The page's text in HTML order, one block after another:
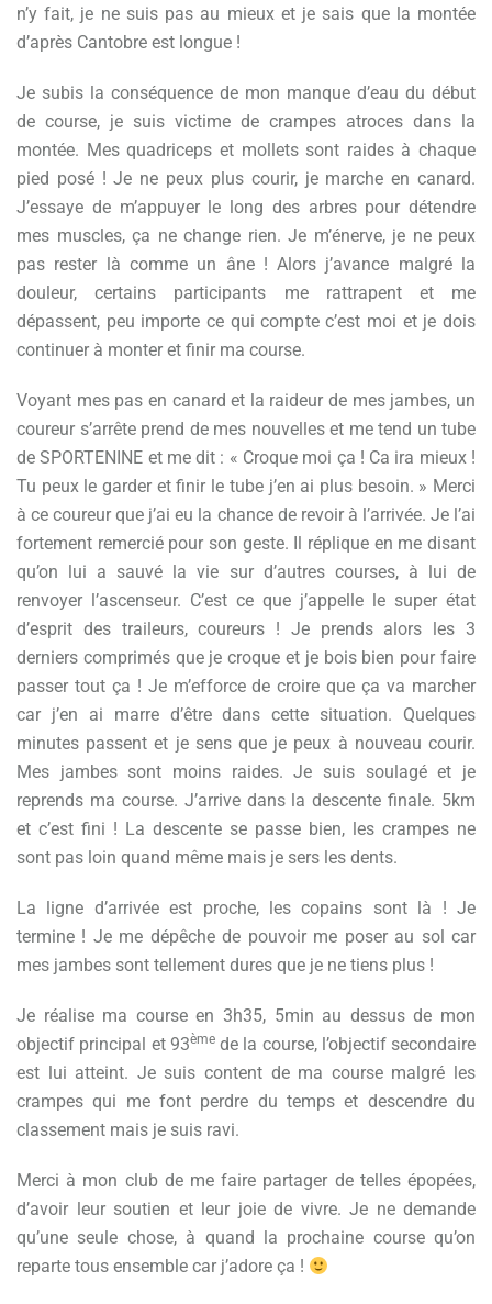
n’y fait, je ne suis pas au mieux et je sais que la montée
d’après Cantobre est longue !
Je subis la conséquence de mon manque d’eau du début
de course, je suis victime de crampes atroces dans la
montée. Mes quadriceps et mollets sont raides à chaque
pied posé ! Je ne peux plus courir, je marche en canard.
J’essaye de m’appuyer le long des arbres pour détendre
mes muscles, ça ne change rien. Je m’énerve, je ne peux
pas rester là comme un âne ! Alors j’avance malgré la
douleur, certains participants me rattrapent et me
dépassent, peu importe ce qui compte c’est moi et je dois
continuer à monter et finir ma course.
Voyant mes pas en canard et la raideur de mes jambes, un
coureur s’arrête prend de mes nouvelles et me tend un tube
de SPORTENINE et me dit : « Croque moi ça ! Ca ira mieux !
Tu peux le garder et finir le tube j’en ai plus besoin. » Merci
à ce coureur que j’ai eu la chance de revoir à l’arrivée. Je l’ai
fortement remercié pour son geste. Il réplique en me disant
qu’on lui a sauvé la vie sur d’autres courses, à lui de
renvoyer l’ascenseur. C’est ce que j’appelle le super état
d’esprit des traileurs, coureurs ! Je prends alors les 3
derniers comprimés que je croque et je bois bien pour faire
passer tout ça ! Je m’efforce de croire que ça va marcher
car j’en ai marre d’être dans cette situation. Quelques
minutes passent et je sens que je peux à nouveau courir.
Mes jambes sont moins raides. Je suis soulagé et je
reprends ma course. J’arrive dans la descente finale. 5km
et c’est fini ! La descente se passe bien, les crampes ne
sont pas loin quand même mais je sers les dents.
La ligne d’arrivée est proche, les copains sont là ! Je
termine ! Je me dépêche de pouvoir me poser au sol car
mes jambes sont tellement dures que je ne tiens plus !
Je réalise ma course en 3h35, 5min au dessus de mon
objectif principal et 93èmede la course, l’objectif secondaire
est lui atteint. Je suis content de ma course malgré les
crampes qui me font perdre du temps et descendre du
classement mais je suis ravi.
Merci à mon club de me faire partager de telles épopées,
d’avoir leur soutien et leur joie de vivre. Je ne demande
qu’une seule chose, à quand la prochaine course qu’on
reparte tous ensemble car j’adore ça !